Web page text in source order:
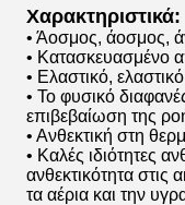
Χαρακτηριστικά:
• Άοσμος, άοσμος,
• Κατασκευασμένο
• Ελαστικό,
• Το φυσικό
επιβεβαίωση της
• Ανθεκτική στη
• Καλές ιδιότητες
ανθεκτικότητα στις
τα αέρια και την